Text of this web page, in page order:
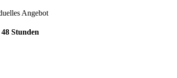
Angebot
Stunden